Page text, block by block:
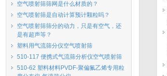
空气喷射筛筛网是什么材质的？
空气喷射筛是自动计算预计颗粒吗？
空气喷射筛筛分的动力，只是有空气，还
是有超声等？
塑料用气流筛分仪空气喷射筛
510-117 便携式气流筛分析仪空气喷射筛
510-62 塑料材料PVDF-聚偏氟乙烯专用粒